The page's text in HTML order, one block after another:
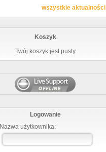
wszystkie aktualności
Koszyk
Twój koszyk jest pusty
Logowanie
Nazwa użytkownika: